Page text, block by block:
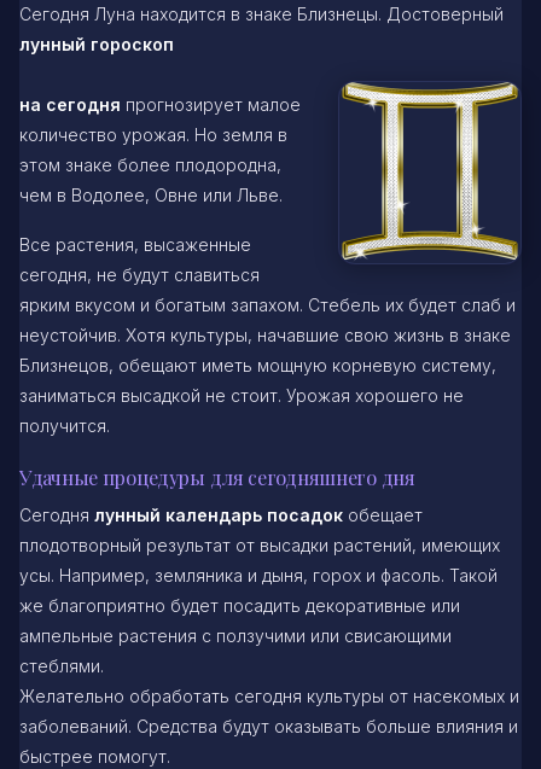
Сегодня Луна находится в знаке Близнецы. Достоверный
лунный гороскоп
на сегодня прогнозирует малое
количество урожая. Но земля в
этом знаке более плодородна,
чем в Водолее, Овне или Льве.
Все растения, высаженные
сегодня, не будут славиться
ярким вкусом и богатым запахом. Стебель их будет слаб и
неустойчив. Хотя культуры, начавшие свою жизнь в знаке
Близнецов, обещают иметь мощную корневую систему,
заниматься высадкой не стоит. Урожая хорошего не
получится.
Удачные процедуры для сегодняшнего дня
Сегодня лунный календарь посадок обещает
плодотворный результат от высадки растений, имеющих
усы. Например, земляника и дыня, горох и фасоль. Такой
же благоприятно будет посадить декоративные или
ампельные растения с ползучими или свисающими
стеблями.
Желательно обработать сегодня культуры от насекомых и
заболеваний. Средства будут оказывать больше влияния и
быстрее помогут.